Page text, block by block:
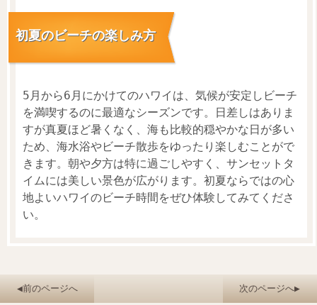
初夏のビーチの楽しみ方
5月から6月にかけてのハワイは、気候が安定しビーチ
を満喫するのに最適なシーズンです。日差しはありま
すが真夏ほど暑くなく、海も比較的穏やかな日が多い
ため、海水浴やビーチ散歩をゆったり楽しむことがで
きます。朝や夕方は特に過ごしやすく、サンセットタ
イムには美しい景色が広がります。初夏ならではの心
地よいハワイのビーチ時間をぜひ体験してみてくださ
い。
◀前のページへ 次のページへ▶